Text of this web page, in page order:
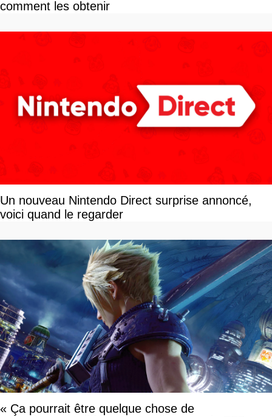
comment les obtenir
Un nouveau Nintendo Direct surprise annoncé,
voici quand le regarder
« Ça pourrait être quelque chose de